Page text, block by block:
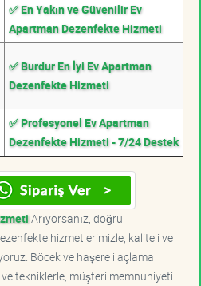
✅ En Yakın ve Güvenilir Ev
Apartman Dezenfekte Hizmeti
✅ Burdur En İyi Ev Apartman
Dezenfekte Hizmeti
✅ Profesyonel Ev Apartman
Dezenfekte Hizmeti - 7/24 Destek
Arıyorsanız, doğru
hizmetlerimizle, kaliteli ve
Böcek ve haşere ilaçlama
tekniklerle, müşteri memnuniyeti